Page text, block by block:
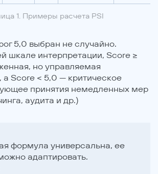
1. Примеры расчета PSI
5,0 выбран не случайно.
шкале интерпретации, Score ≥
но управляемая
Score < 5,0 — критическое
принятия немедленных мер
аудита и др.)
формула универсальна, ее
адаптировать.